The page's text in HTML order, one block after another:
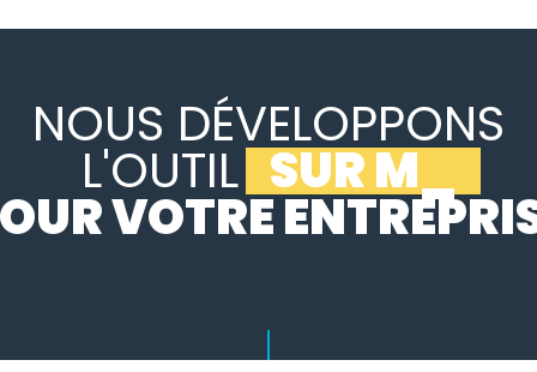
NOUS DÉVELOPPONS
L'OUTIL SUR MESURE
VOTRE